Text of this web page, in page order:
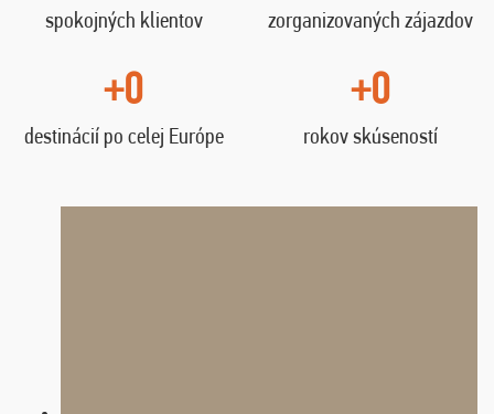
spokojných klientov zorganizovaných zájazdov
+0
destinácií po celej Európe
+0
rokov skúseností